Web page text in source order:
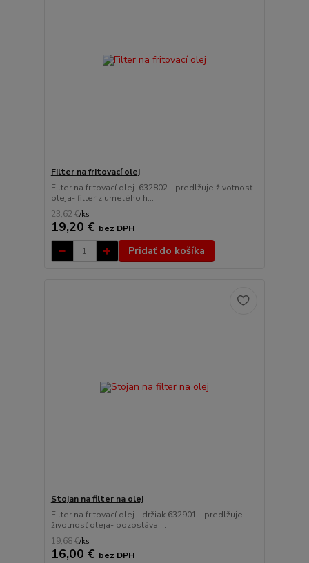
Filter na fritovací olej
Filter na fritovací olej 632802 - predlžuje životnosť
oleja- filter z umelého h...
23,62 €/ks
19,20 € bez DPH
Pridať do košíka
Stojan na filter na olej
Filter na fritovací olej - držiak 632901 - predlžuje
životnosť oleja- pozostáva ...
19,68 €/ks
16,00 € bez DPH